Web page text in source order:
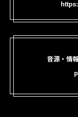
音源・情